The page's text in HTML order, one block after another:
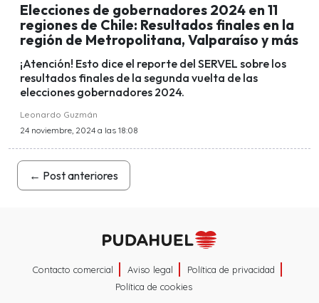
Elecciones de gobernadores 2024 en 11
regiones de Chile: Resultados finales en la
región de Metropolitana, Valparaíso y más
¡Atención! Esto dice el reporte del SERVEL sobre los
resultados finales de la segunda vuelta de las
elecciones gobernadores 2024.
Leonardo Guzmán
24 noviembre, 2024 a las 18:08
← Post anteriores
Contacto comercial Aviso legal
Política de privacidad
Política de cookies